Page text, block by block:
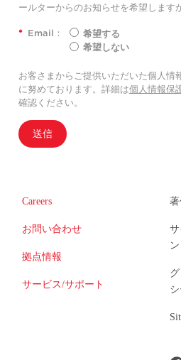
ールターからのお知らせを希望します
* Email：
希望する
希望しない
お客さまからご提供いただいた個人情
に努めております。詳細は個人情報保
確認ください。
送信
Careers
お問い合わせ
拠点情報
サービス/サポート